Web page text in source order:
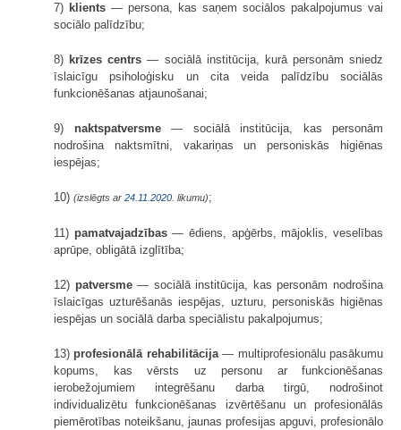
7) klients — persona, kas saņem sociālos pakalpojumus vai
sociālo palīdzību;
8) krīzes centrs — sociālā institūcija, kurā personām sniedz
īslaicīgu psiholoģisku un cita veida palīdzību sociālās
funkcionēšanas atjaunošanai;
9) naktspatversme— sociālā institūcija, kas personām
nodrošina naktsmītni, vakariņas un personiskās higiēnas
iespējas;
10) (izslēgts ar 24.11.2020 . likumu);
11) pamatvajadzības— ēdiens, apģērbs, mājoklis, veselības
aprūpe, obligātā izglītība;
12) patversme— sociālā institūcija, kas personām nodrošina
īslaicīgas uzturēšanās iespējas, uzturu, personiskās higiēnas
iespējas un sociālā darba speciālistu pakalpojumus;
13) profesionālā rehabilitācija— multiprofesionālu pasākumu
kopums, kas vērsts uz personu ar funkcionēšanas
ierobežojumiem integrēšanu darba tirgū, nodrošinot
individualizētu funkcionēšanas izvērtēšanu un profesionālās
piemērotības noteikšanu, jaunas profesijas apguvi, profesionālo